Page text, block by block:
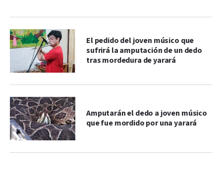
El pedido del joven músico que
sufrirá la amputación de un dedo
tras mordedura de yarará
Amputarán el dedo a joven músico
que fue mordido por una yarará